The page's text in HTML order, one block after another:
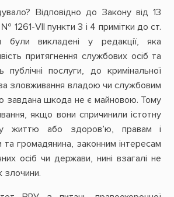
Відповідно до Закону від 13
1261-VII пункти 3 і 4 примітки до ст.
викладені у редакції, яка
притягнення службових осіб та
публічні послуги, до кримінальної
за зловживання владою чи службовим
завдана шкода не є майновою. Тому
якщо вони спричинили істотну
життю або здоров’ю, правам і
громадянина, законним інтересам
осіб чи держави, нині взагалі не
злочини.